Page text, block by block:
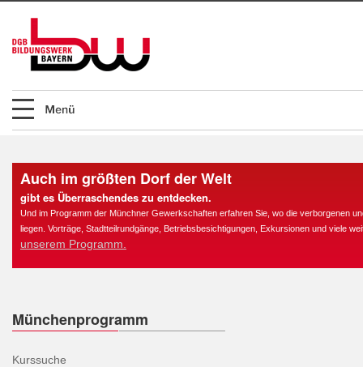
Auch im größten Dorf der Welt
gibt es Überraschendes zu entdecken.
Und im Programm der Münchner Gewerkschaften erfahren Sie, wo die verborgenen
liegen. Vorträge, Stadtteilrundgänge, Betriebsbesichtigungen, Exkursionen und viele
unserem Programm.
Münchenprogramm
Kurssuche